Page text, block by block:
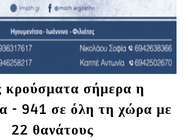
κρούσματα σήμερα η
- 941 σε όλη τη χώρα με
22 θανάτους